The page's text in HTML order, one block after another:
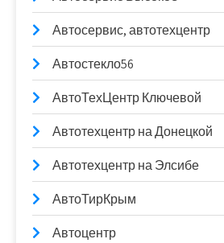
Автосервис, автотехцентр
Автостекло56
АвтоТехЦентр Ключевой
Автотехцентр на Донецкой
Автотехцентр на Элсибе
АвтоТирКрым
Автоцентр